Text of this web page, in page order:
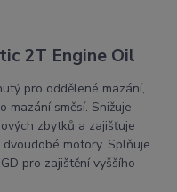
2T Engine Oil
pro oddělené mazání,
mazání směsí. Snižuje
zbytků a zajišťuje
motory. Splňuje
pro zajištění vyššího